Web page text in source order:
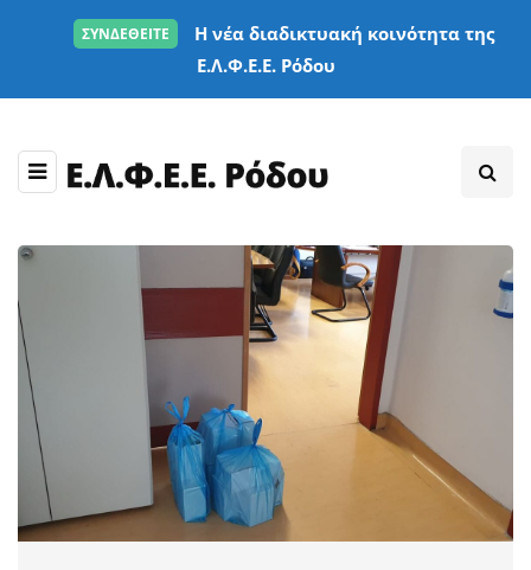
ΣΥΝΔΕΘΕΙΤΕ
Η νέα διαδικτυακή κοινότητα της
Ε.Λ.Φ.Ε.Ε. Ρόδου